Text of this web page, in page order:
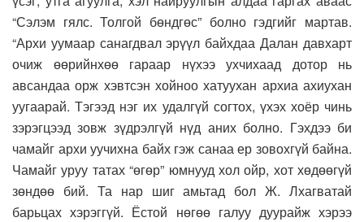
“Сэлэм гялс. Толгой бөндгөс” болно гэдгийг мартав.
“Архи уумаар санагдвал эрүүл байхдаа Далан давхарт
очиж өөрийнхөө гараар нүхээ ухчихаад дотор нь
авсандаа орж хэвтсэн хойноо хатуухан архиа ахиухан
уугаарай. Тэгээд нэг их удалгүй согтох, үхэх хоёр чинь
зэрэгцээд зовж зүдрэлгүй нүд аних болно. Гэхдээ би
чамайг архи уучихна байх гэж санаа ер зовохгүй байна.
Чамайг уруу татах “өгөр” юмнууд хол ойр, хот хөдөөгүй
зөндөө бий. Та нар шиг амьтад бол Ж. Лхагватай
барьцах хэрэггүй. Ёстой нөгөө галуу дуурайж хэрээ